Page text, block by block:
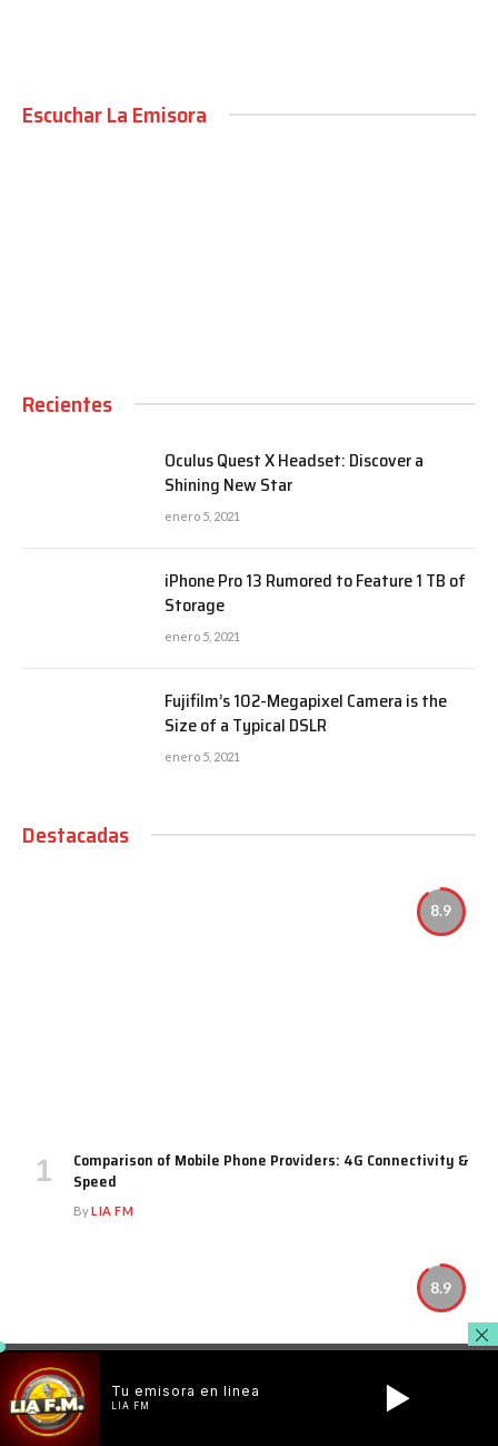
Escuchar La Emisora
Recientes
Oculus Quest X Headset: Discover a
Shining New Star
enero 5, 2021
iPhone Pro 13 Rumored to Feature 1 TB of
Storage
enero 5, 2021
Fujifilm’s 102-Megapixel Camera is the
Size of a Typical DSLR
enero 5, 2021
Destacadas
8.9
Comparison of Mobile Phone Providers: 4G Connectivity &
Speed
ByLIA FM
8.9
Tu emisora en linea
LIA FM